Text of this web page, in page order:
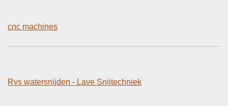
cnc machines
Rvs watersnijden - Lave Snijtechniek